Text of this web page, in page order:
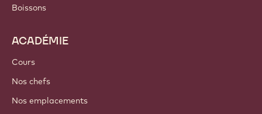
Boissons
ACADÉMIE
Cours
Nos chefs
Nos emplacements